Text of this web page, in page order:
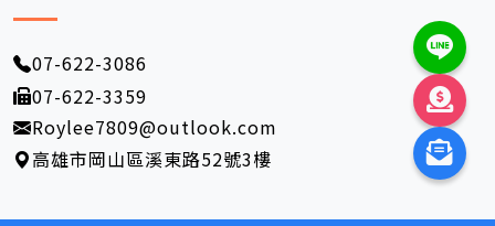
07-622-3086
07-622-3359
Roylee7809@outlook.com
高雄市岡山區溪東路52號3樓